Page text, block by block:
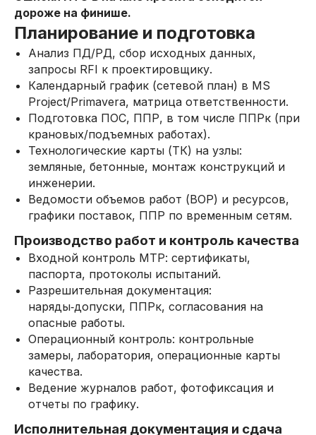
дороже на финише.
Планирование и подготовка
Анализ ПД/РД, сбор исходных данных,
запросы RFI к проектировщику.
Календарный график (сетевой план) в MS
Project/Primavera, матрица ответственности.
Подготовка ПОС, ППР, в том числе ППРк (при
крановых/подъемных работах).
Технологические карты (ТК) на узлы:
земляные, бетонные, монтаж конструкций и
инженерии.
Ведомости объемов работ (ВОР) и ресурсов,
графики поставок, ППР по временным сетям.
Производство работ и контроль качества
Входной контроль МТР: сертификаты,
паспорта, протоколы испытаний.
Разрешительная документация:
наряды‑допуски, ППРк, согласования на
опасные работы.
Операционный контроль: контрольные
замеры, лаборатория, операционные карты
качества.
Ведение журналов работ, фотофиксация и
отчеты по графику.
Исполнительная документация и сдача